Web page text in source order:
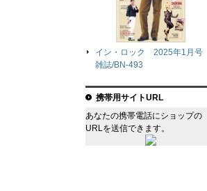
イン・ロック 2025年1月号
雑誌/BN-493
携帯用サイトURL
あなたの携帯電話にショップの
URLを送信できます。